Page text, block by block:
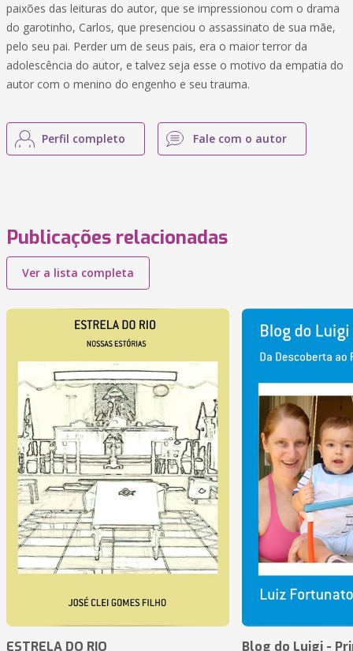
paixões das leituras do autor, que se impressionou com o drama
do garotinho, Carlos, que presenciou o assassinato de sua mãe,
pelo seu pai. Perder um de seus pais, era o maior terror da
adolescência do autor, e talvez seja esse o motivo da empatia do
autor com o menino do engenho e seu trauma.
Perfil completo Fale com o autor
Publicações relacionadas
Ver a lista completa
ESTRELA DO RIO Blog do Luigi -